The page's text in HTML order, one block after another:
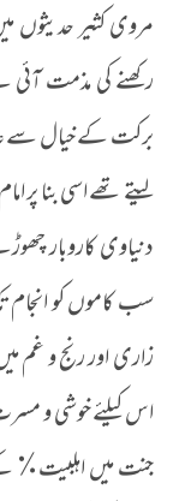
مروی کثیر حدیثوں
رکھنے کی مذمت
برکت کے خیال سے
لیتے تھے اسی بنا پر
دنیاوی کاروبار
سب کاموں کو انجام
زاری اور رنج و غم
اس کیلئے خوشی و
جنت میں اہلبیت٪